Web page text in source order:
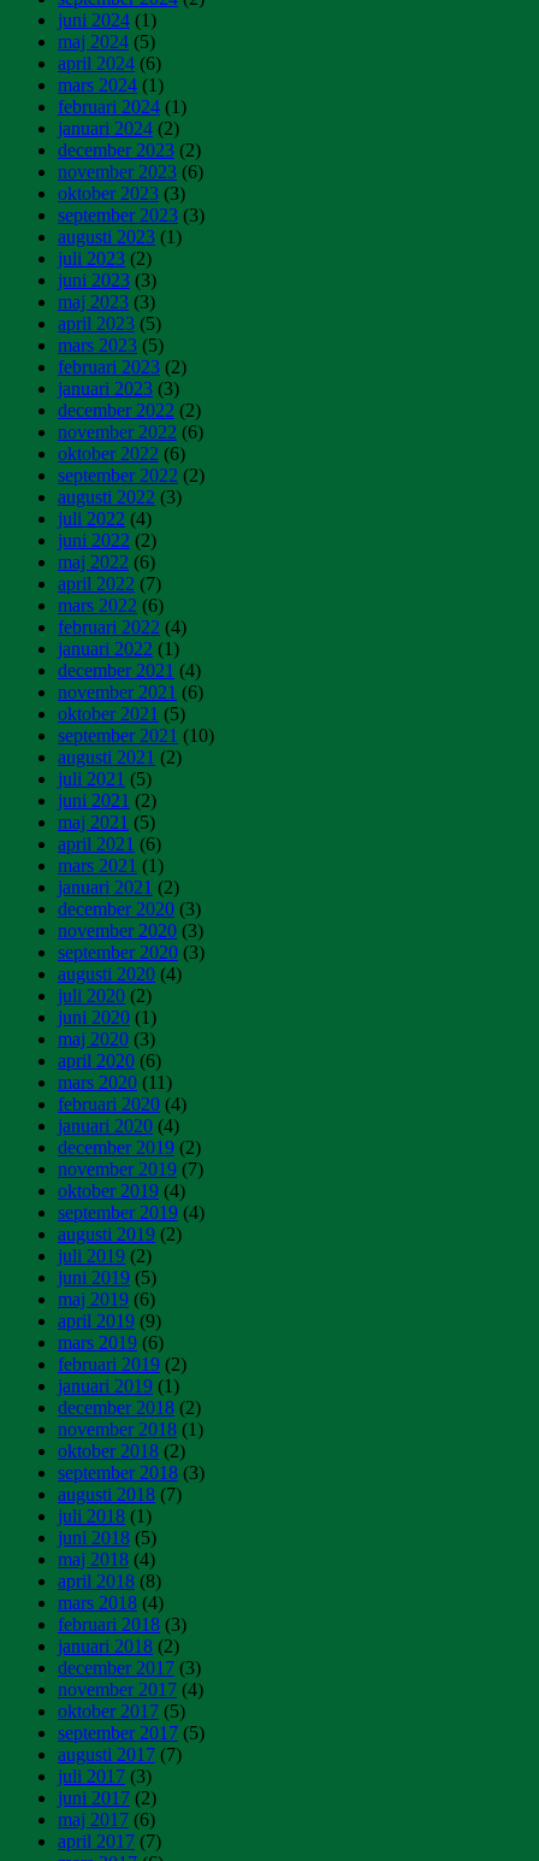
juni 2024 (1)
maj 2024 (5)
april 2024 (6)
mars 2024 (1)
februari 2024 (1)
januari 2024 (2)
december 2023 (2)
november 2023 (6)
oktober 2023 (3)
september 2023 (3)
augusti 2023 (1)
juli 2023 (2)
juni 2023 (3)
maj 2023 (3)
april 2023 (5)
mars 2023 (5)
februari 2023 (2)
januari 2023 (3)
december 2022 (2)
november 2022 (6)
oktober 2022 (6)
september 2022 (2)
augusti 2022 (3)
juli 2022 (4)
juni 2022 (2)
maj 2022 (6)
april 2022 (7)
mars 2022 (6)
februari 2022 (4)
januari 2022 (1)
december 2021 (4)
november 2021 (6)
oktober 2021 (5)
september 2021 (10)
augusti 2021 (2)
juli 2021 (5)
juni 2021 (2)
maj 2021 (5)
april 2021 (6)
mars 2021 (1)
januari 2021 (2)
december 2020 (3)
november 2020 (3)
september 2020 (3)
augusti 2020 (4)
juli 2020 (2)
juni 2020 (1)
maj 2020 (3)
april 2020 (6)
mars 2020 (11)
februari 2020 (4)
januari 2020 (4)
december 2019 (2)
november 2019 (7)
oktober 2019 (4)
september 2019 (4)
augusti 2019 (2)
juli 2019 (2)
juni 2019 (5)
maj 2019 (6)
april 2019 (9)
mars 2019 (6)
februari 2019 (2)
januari 2019 (1)
december 2018 (2)
november 2018 (1)
oktober 2018 (2)
september 2018 (3)
augusti 2018 (7)
juli 2018 (1)
juni 2018 (5)
maj 2018 (4)
april 2018 (8)
mars 2018 (4)
februari 2018 (3)
januari 2018 (2)
december 2017 (3)
november 2017 (4)
oktober 2017 (5)
september 2017 (5)
augusti 2017 (7)
juli 2017 (3)
juni 2017 (2)
maj 2017 (6)
april 2017 (7)